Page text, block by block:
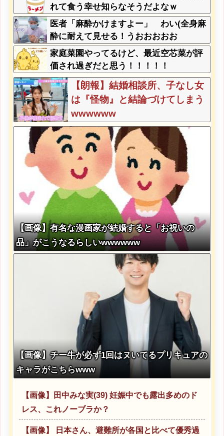
れて食う幸せ知らなそうだよなｗ
医者「麻酔かけますよー」 わい(全身麻
酔に耐えて見せる！うおおおおお
お！！！！)
家庭菜園やってるけど、最近空芯菜が評
価され過ぎだと思う！！！！！
【朗報】結婚相談所、子なし女
は『怪物』と結論づけてしまう
wwwwww
【画像】有名な漫画家が結婚すると「お祝いの
品」がこうなるらしいwwwwww
【画像】チー牛が必ず1回はヌいてるプリキュアの
キャラがこちらwww
【画像】田中みな実(39) 妊娠中でも露出多めのド
レス、これノーブラか？
【画像】 日本さん、避難所が各国と比べて優秀過